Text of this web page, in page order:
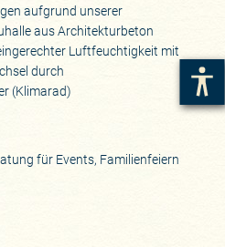
aufgrund unserer
aus Architekturbeton
Luftfeuchtigkeit mit
durch
(Klimarad)
für Events, Familienfeiern